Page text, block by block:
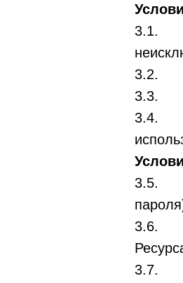
3.1.
3.2.
3.3.
3.4.
3.5.
3.6.
3.7.